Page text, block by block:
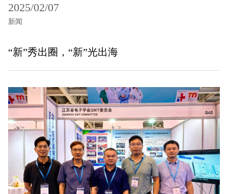
2025/02/07
新闻
“新”秀出圈，“新”光出海